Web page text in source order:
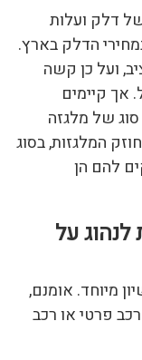
דלק ועלות
הדלק בארץ.
ועל כן קשה
אך קיימים
של מלגזה
המלגזות, בסוג
להם הן
לנהוג על
מיוחד. אומנם,
פרטי או רכב